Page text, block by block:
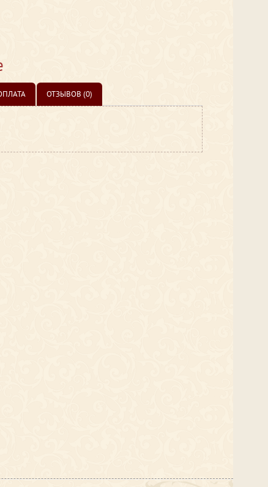
ОТЗЫВОВ (0)